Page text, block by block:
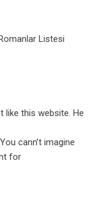
Listesi
like this website. He
cann’t imagine
for